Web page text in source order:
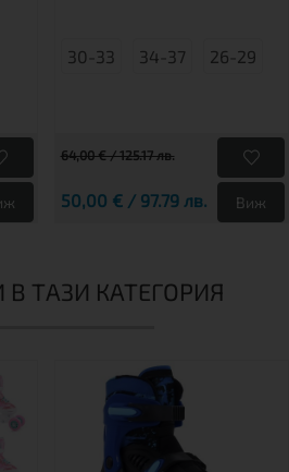
30-33 34-37 26-29
64,00 € / 125.17 лв.
50,00 € / 97.79 лв. Виж
ТАЗИ КАТЕГОРИЯ